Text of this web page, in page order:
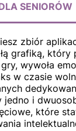
SENIORÓW
zbiór
grafiką, który
wywoła
w czasie
i
które